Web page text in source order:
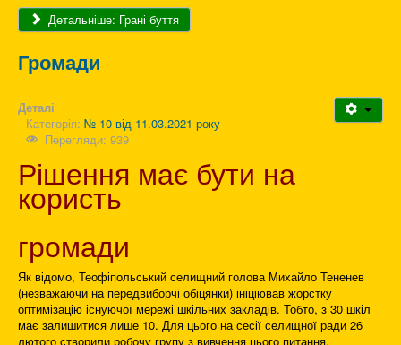
Детальніше: Грані буття
Громади
Деталі
Категорія: № 10 від 11.03.2021 року
Перегляди: 939
Рішення має бути на
користь
громади
Як відомо, Теофіпольський селищний голова Михайло Тененев
(незважаючи на передвиборчі обіцянки) ініціював жорстку
оптимізацію існуючої мережі шкільних закладів. Тобто, з 30 шкіл
має залишитися лише 10. Для цього на сесії селищної ради 26
лютого створили робочу групу з вивчення цього питання,